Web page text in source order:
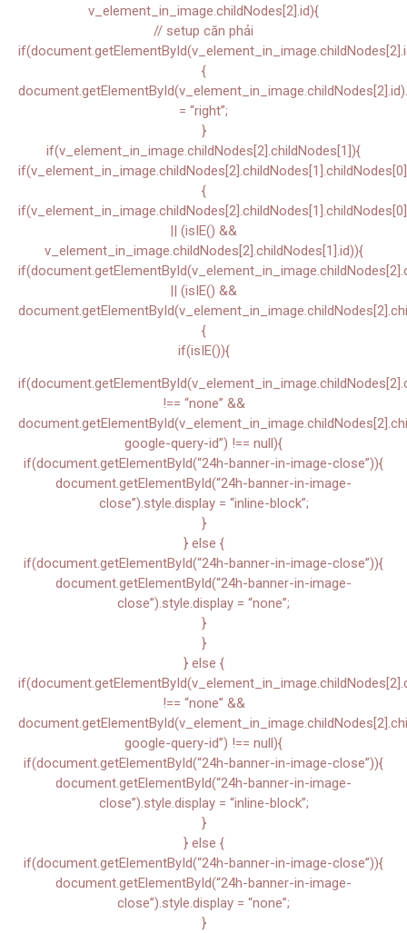
v_element_in_image.childNodes[2].id){
// setup căn phải
{
= “right”;
}
if(v_element_in_image.childNodes[2].childNodes[1]){
{
|| (isIE() &&
v_element_in_image.childNodes[2].childNodes[1].id)){
|| (isIE() &&
{
if(isIE()){
!== “none” &&
google-query-id”) !== null){
if(document.getElementById(“24h-banner-in-image-close”)){
document.getElementById(“24h-banner-in-image-
close”).style.display = “inline-block”;
}
} else {
if(document.getElementById(“24h-banner-in-image-close”)){
document.getElementById(“24h-banner-in-image-
close”).style.display = “none”;
}
}
} else {
!== “none” &&
google-query-id”) !== null){
if(document.getElementById(“24h-banner-in-image-close”)){
document.getElementById(“24h-banner-in-image-
close”).style.display = “inline-block”;
}
} else {
if(document.getElementById(“24h-banner-in-image-close”)){
document.getElementById(“24h-banner-in-image-
close”).style.display = “none”;
}